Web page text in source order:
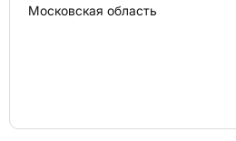
Московская область